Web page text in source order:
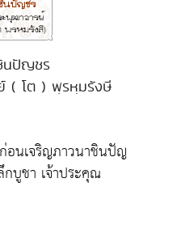
นปัญชร
( โต ) พฺรหฺมรังษี
อนเจริญภาวนาชินปัญ
บูชา เจ้าประคุณ